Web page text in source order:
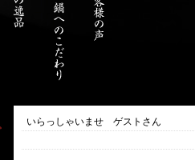
いらっしゃいませ ゲストさん